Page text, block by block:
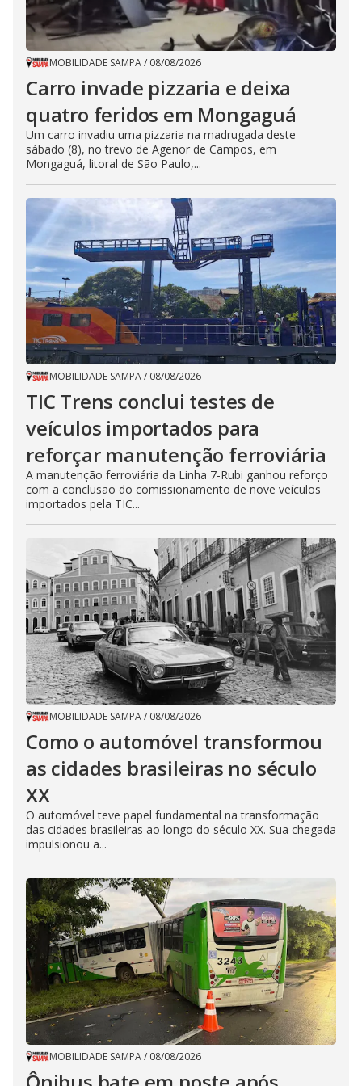
MOBILIDADE SAMPA/ 08/08/2026
Carro invade pizzaria e deixa
quatro feridos em Mongaguá
Um carro invadiu uma pizzaria na madrugada deste
sábado (8), no trevo de Agenor de Campos, em
Mongaguá, litoral de São Paulo,...
MOBILIDADE SAMPA/ 08/08/2026
TIC Trens conclui testes de
veículos importados para
reforçar manutenção ferroviária
A manutenção ferroviária da Linha 7-Rubi ganhou reforço
com a conclusão do comissionamento de nove veículos
importados pela TIC...
MOBILIDADE SAMPA/ 08/08/2026
Como o automóvel transformou
as cidades brasileiras no século
XX
O automóvel teve papel fundamental na transformação
das cidades brasileiras ao longo do século XX. Sua chegada
impulsionou a...
MOBILIDADE SAMPA/ 08/08/2026